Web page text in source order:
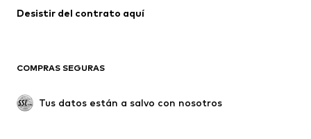
Ropa de baño
Nuevo
Tendencia
Desistir del contrato aquí
COMPRAS SEGURAS
Tus datos están a salvo con nosotros